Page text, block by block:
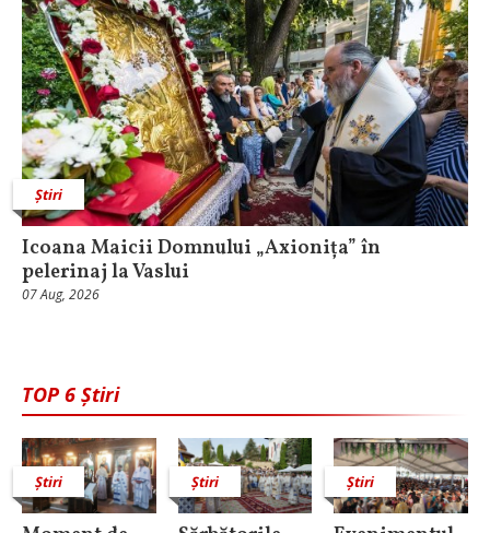
Știri
Icoana Maicii Domnului „Axionița” în
pelerinaj la Vaslui
07 Aug, 2026
TOP 6 Știri
Știri Știri Știri